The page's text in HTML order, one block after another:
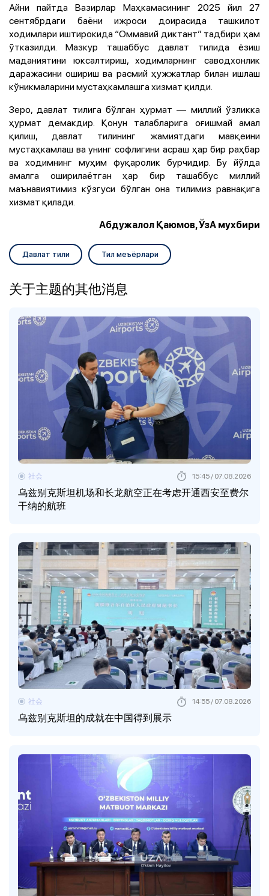
Айни пайтда Вазирлар Маҳкамасининг 2025 йил 27
сентябрдаги баёни ижроси доирасида ташкилот
ходимлари иштирокида “Оммавий диктант” тадбири ҳам
ўтказилди. Мазкур ташаббус давлат тилида ёзиш
маданиятини юксалтириш, ходимларнинг саводхонлик
даражасини ошириш ва расмий ҳужжатлар билан ишлаш
кўникмаларини мустаҳкамлашга хизмат қилди.
Зеро, давлат тилига бўлган ҳурмат — миллий ўзликка
ҳурмат демакдир. Қонун талабларига оғишмай амал
қилиш, давлат тилининг жамиятдаги мавқеини
мустаҳкамлаш ва унинг софлигини асраш ҳар бир раҳбар
ва ходимнинг муҳим фуқаролик бурчидир. Бу йўлда
амалга оширилаётган ҳар бир ташаббус миллий
маънавиятимиз кўзгуси бўлган она тилимиз равнақига
хизмат қилади.
Абдужалол Қаюмов, ЎзА мухбири
Давлат тили Тил меъёрлари
关于主题的其他消息
乌兹别克斯坦机场和长龙航空正在考虑开通西安至费尔
干纳的航班
社会 15:45 / 07.08.2026
乌兹别克斯坦的成就在中国得到展示
社会 14:55 / 07.08.2026